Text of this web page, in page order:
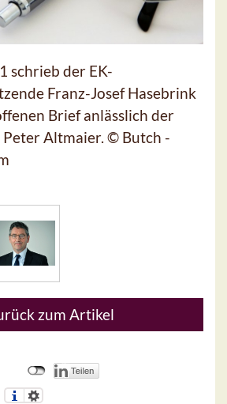
schrieb der EK-
Franz-Josef Hasebrink
Brief anlässlich der
Altmaier. © Butch -
zum Artikel